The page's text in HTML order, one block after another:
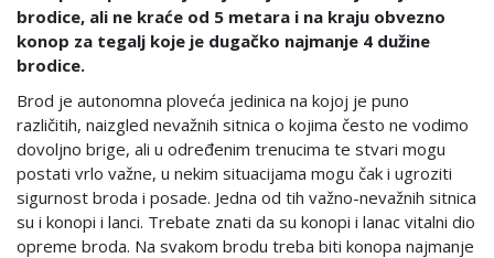
brodice, ali ne kraće od 5 metara i na kraju obvezno
konop za tegalj koje je dugačko najmanje 4 dužine
brodice.
Brod je autonomna ploveća jedinica na kojoj je puno
različitih, naizgled nevažnih sitnica o kojima često ne vodimo
dovoljno brige, ali u određenim trenucima te stvari mogu
postati vrlo važne, u nekim situacijama mogu čak i ugroziti
sigurnost broda i posade. Jedna od tih važno-nevažnih sitnica
su i konopi i lanci. Trebate znati da su konopi i lanac vitalni dio
opreme broda. Na svakom brodu treba biti konopa najmanje